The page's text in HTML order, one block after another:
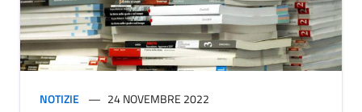
NOTIZIE 24 NOVEMBRE 2022